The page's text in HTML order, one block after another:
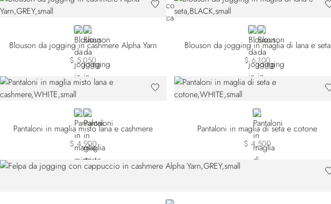
GREYBLACK
Blouson da jogging in cashmere Alpha Yarn
$ 5,050
BLACK
BLUE
Blouson da jogging in maglia di lana e seta
$ 6,100
WHITEBROWN
Pantaloni in maglia misto lana e cashmere
$ 4,900
WHITE
Pantaloni in maglia di seta e cotone
$ 4,500